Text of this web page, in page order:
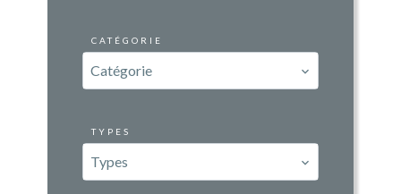
CATÉGORIE
Catégorie
TYPES
Types